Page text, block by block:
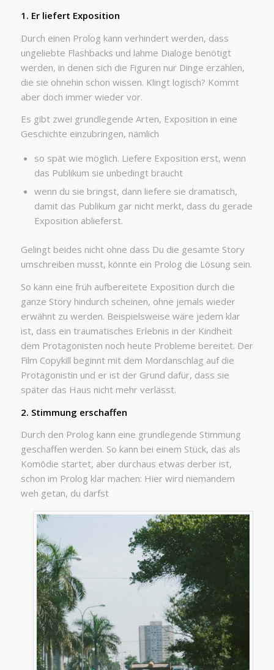
1. Er liefert Exposition
Durch einen Prolog kann verhindert werden, dass
ungeliebte Flashbacks und lahme Dialoge benötigt
werden, in denen sich die Figuren nur Dinge erzählen,
die sie ohnehin schon wissen. Klingt logisch? Kommt
aber doch immer wieder vor.
Es gibt zwei grundlegende Arten, Exposition in eine
Geschichte einzubringen, nämlich
so spät wie möglich. Liefere Exposition erst, wenn
das Publikum sie unbedingt braucht
wenn du sie bringst, dann liefere sie dramatisch,
damit das Publikum gar nicht merkt, dass du gerade
Exposition ablieferst.
Gelingt beides nicht ohne dass Du die gesamte Story
umschreiben musst, könnte ein Prolog die Lösung sein.
So kann eine früh aufbereitete Exposition durch die
ganze Story hindurch scheinen, ohne jemals wieder
erwähnt zu werden. Beispielsweise wäre jedem klar
ist, dass ein traumatisches Erlebnis in der Kindheit
dem Protagonisten noch heute Probleme bereitet. Der
Film Copykill beginnt mit dem Mordanschlag auf die
Protagonistin und er ist der Grund dafür, dass sie
später das Haus nicht mehr verlässt.
2. Stimmung erschaffen
Durch den Prolog kann eine grundlegende Stimmung
geschaffen werden. So kann bei einem Stück, das als
Komödie startet, aber durchaus etwas derber ist,
schon im Prolog klar machen: Hier wird niemandem
weh getan, du darfst